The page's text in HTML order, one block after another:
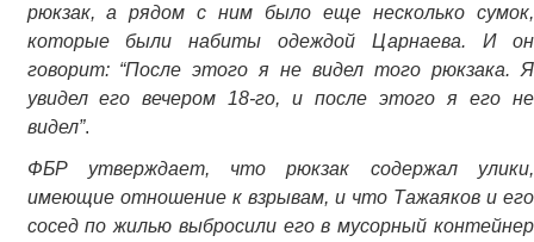
рюкзак, а рядом с ним было еще несколько сумок,
которые были набиты одеждой Царнаева. И он
говорит: “После этого я не видел того рюкзака. Я
увидел его вечером 18-го, и после этого я его не
видел”.
ФБР утверждает, что рюкзак содержал улики,
имеющие отношение к взрывам, и что Тажаяков и его
сосед по жилью выбросили его в мусорный контейнер